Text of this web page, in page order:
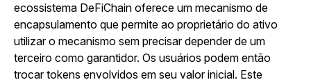
ecossistema DeFiChain oferece um mecanismo de
encapsulamento que permite ao proprietário do ativo
utilizar o mecanismo sem precisar depender de um
terceiro como garantidor. Os usuários podem então
trocar tokens envolvidos em seu valor inicial. Este